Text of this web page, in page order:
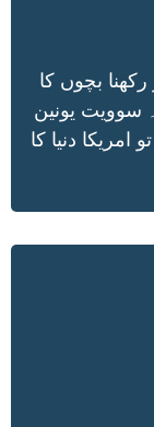
بچوں کا
سوویت یونین
دنیا کا